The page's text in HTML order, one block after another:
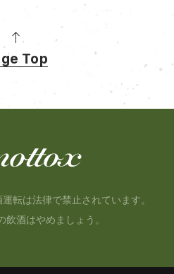
Top
転は法律で禁止されています。
飲酒はやめましょう。